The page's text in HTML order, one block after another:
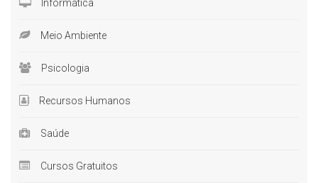
Informática
Meio Ambiente
Psicologia
Recursos Humanos
Saúde
Cursos Gratuitos